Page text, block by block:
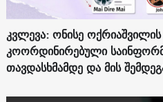
კვლევა: ონისე ოქრიაშვილის
კოორდინირებული
თავდასხმამდე და მის